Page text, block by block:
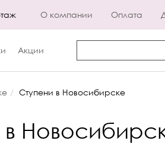
О компании Оплата
Акции
Ступени в Новосибирске
в